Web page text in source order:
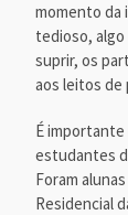
momento da
tedioso, algo
suprir, os
aos leitos
É
estudantes
Foram
Residencial